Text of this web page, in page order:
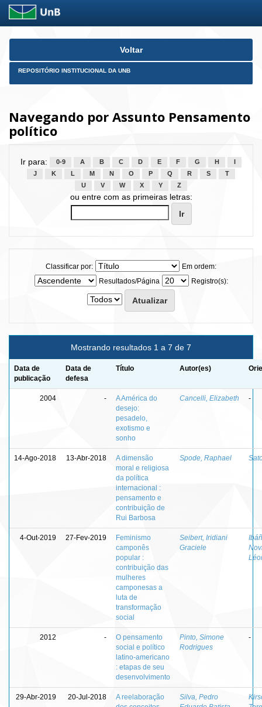
Skip
Voltar
REPOSITÓRIO INSTITUCIONAL DA UNB
Navegando por Assunto Pensamento
político
Ir para: 0-9 A B C D E F G H
J
K L M N O P Q R S
T
U
V W X Y Z
ou entre com as primeiras letras:
Classificar por:
Em ordem:
Resultados/Página
Registro(s):
Mostrando resultados 1 a 7 de 7
Data de
publicação
Data de
defesa
Título Autor(es)
2004 -
A América do
desejo:
pesadelo,
exotismo e
sonho
Cancelli, Elizabeth -
14-Ago-2018 13-Abr-2018
A dimensão
moral e religiosa
da política
internacional :
pensamento e
contribuição de
Rui Barbosa
Spode, Raphael
4-Out-2019 27-Fev-2019
Feminismo
camponês
popular :
contribuição das
mulheres
camponesas a
luta de
transformação
social
Seibert, Iridiani
Graciele
2012 -
O pensamento
social e político
latino-americano
: etapas de seu
desenvolvimento
Pinto, Simone
Rodrigues
-
29-Abr-2019 20-Jul-2018
A reelaboração
Silva, Pedro